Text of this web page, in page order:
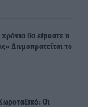
θα είμαστε η
Δημοπρατείται το
Οι